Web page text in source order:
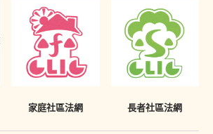
家庭社區法網 長者社區法網